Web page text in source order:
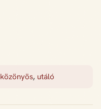
közönyös, utáló